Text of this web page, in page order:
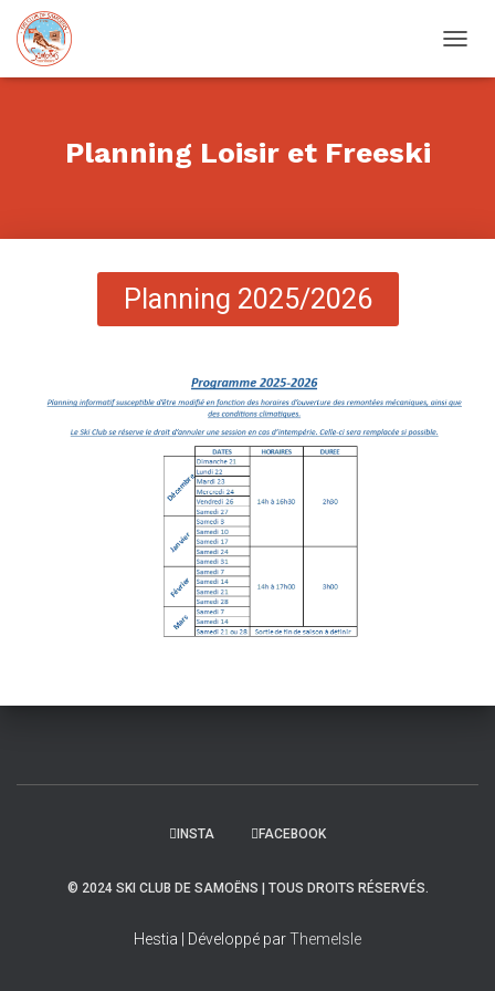
Planning Loisir et Freeski
Planning 2025/2026
INSTA FACEBOOK
© 2024 SKI CLUB DE SAMOËNS | TOUS DROITS RÉSERVÉS.
Hestia | Développé parThemeIsle